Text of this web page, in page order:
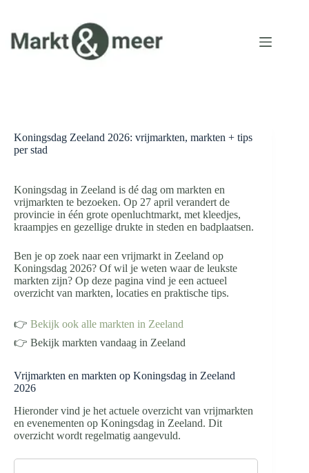
de
inhoud
Koningsdag Zeeland 2026: vrijmarkten, markten + tips
per stad
Koningsdag in Zeeland is dé dag om markten en
vrijmarkten te bezoeken. Op 27 april verandert de
provincie in één grote openluchtmarkt, met kleedjes,
kraampjes en gezellige drukte in steden en badplaatsen.
Ben je op zoek naar een vrijmarkt in Zeeland op
Koningsdag 2026? Of wil je weten waar de leukste
markten zijn? Op deze pagina vind je een actueel
overzicht van markten, locaties en praktische tips.
👉 Bekijk ook alle markten in Zeeland
👉 Bekijk markten vandaag in Zeeland
Vrijmarkten en markten op Koningsdag in Zeeland
2026
Hieronder vind je het actuele overzicht van vrijmarkten
en evenementen op Koningsdag in Zeeland. Dit
overzicht wordt regelmatig aangevuld.